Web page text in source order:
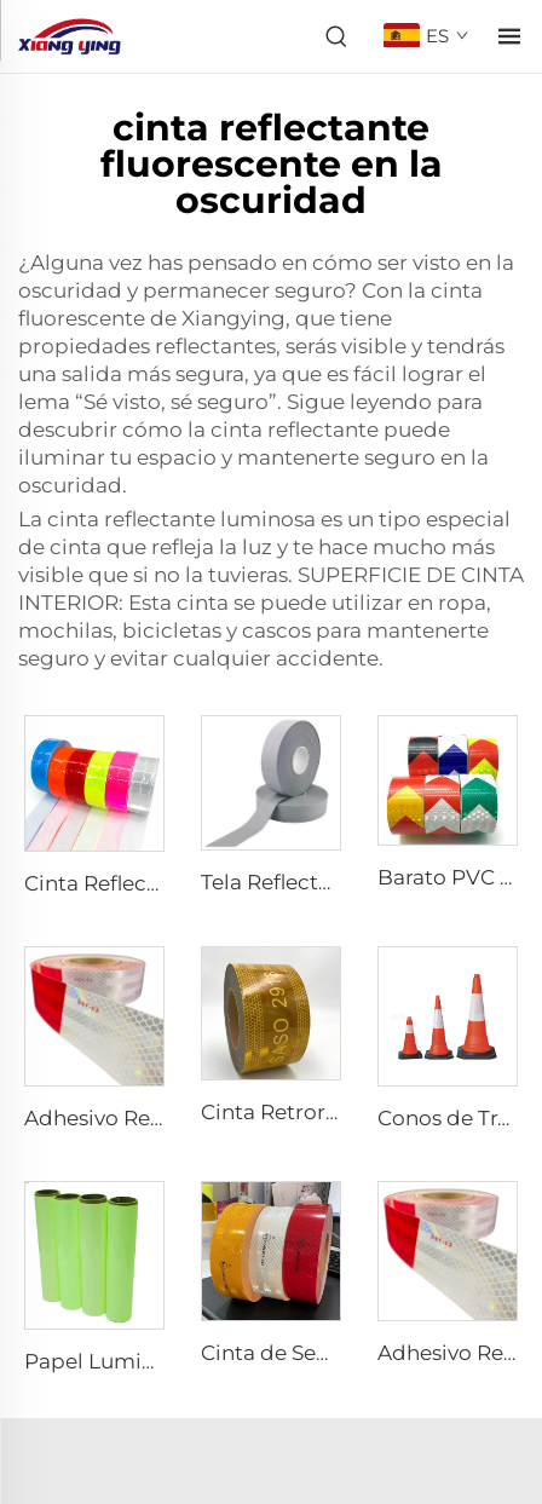
ES
cinta reflectante
fluorescente en la
oscuridad
¿Alguna vez has pensado en cómo ser visto en la
oscuridad y permanecer seguro? Con la cinta
fluorescente de Xiangying, que tiene
propiedades reflectantes, serás visible y tendrás
una salida más segura, ya que es fácil lograr el
lema “Sé visto, sé seguro”. Sigue leyendo para
descubrir cómo la cinta reflectante puede
iluminar tu espacio y mantenerte seguro en la
oscuridad.
La cinta reflectante luminosa es un tipo especial
de cinta que refleja la luz y te hace mucho más
visible que si no la tuvieras. SUPERFICIE DE CINTA
INTERIOR: Esta cinta se puede utilizar en ropa,
mochilas, bicicletas y cascos para mantenerte
seguro y evitar cualquier accidente.
Cinta Reflectante de PVC con Diseño Cuadros, Tela Reflectante para Chaquetas, Prendas, Chalecos y Bolsos Tela Reflectante Gris, Cinta Reflectante de Alta Luminosidad para Coser en Prendas, Chalecos y Chaquetas Barato PVC Adhesivos Prismáticos con Flechas Retroreflectantes, Cinta Reflectante para Camión
Adhesivo Reflectante Rojo y Blanco, Cinta Reflectante, Cinta Reflectante Dot C2 para Camión Cinta Retroreflectante SASO 2913 Amarilla para Camión y Remolque Conos de Tráfico Reflectantes Flexibles de PVC para Seguridad Vial en Oferta
Papel Luminiscente Adhesivo, Papel Autoluminiscente Adhesivo, Adhesivo Vinílico Fotoluminiscente para Decoración Cinta de Seguridad Retroreflectante Ultra Brillante ECE 104R para Camión y Remolque Adhesivo Reflectante Rojo y Blanco, Cinta Reflectante, Cinta Reflectante Dot C2 para Camión